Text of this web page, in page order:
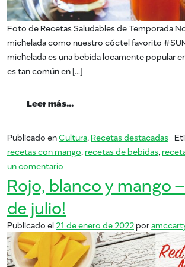
Foto de Recetas Saludables de Temporada
michelada como nuestro cóctel favorito
michelada es una bebida locamente popular
es tan común en […]
Leer más…
Publicado enCultura Recetas destacadas
recetas con mango recetas de bebidas
un comentario
Rojo, blanco y mango
de julio!
Publicado el 21 de enero de 2022por